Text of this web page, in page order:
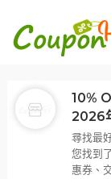
10%
2026
尋找最
您找到
惠券、